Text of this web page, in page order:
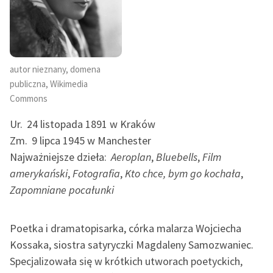
autor nieznany, domena
publiczna, Wikimedia
Commons
Ur. 24 listopada 1891 w Kraków
Zm. 9 lipca 1945 w Manchester
Najważniejsze dzieła: Aeroplan,Bluebells,Film
amerykański,Fotografia,Kto chce, bym go kochała,
Zapomniane pocałunki
Poetka i dramatopisarka, córka malarza Wojciecha
Kossaka, siostra satyryczki Magdaleny Samozwaniec.
Specjalizowała się w krótkich utworach poetyckich,